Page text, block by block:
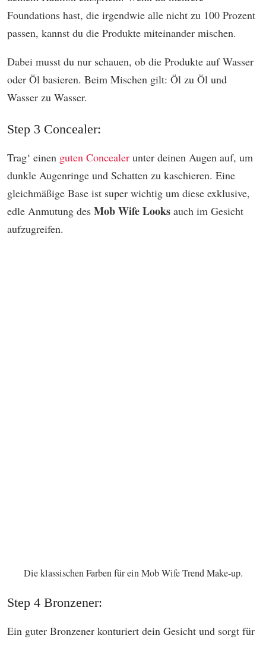
Foundations hast, die irgendwie alle nicht zu 100 Prozent
passen, kannst du die Produkte miteinander mischen.
Dabei musst du nur schauen, ob die Produkte auf Wasser
oder Öl basieren. Beim Mischen gilt: Öl zu Öl und
Wasser zu Wasser.
Step 3 Concealer:
Trag‘ einen guten Concealer unter deinen Augen auf, um
dunkle Augenringe und Schatten zu kaschieren. Eine
gleichmäßige Base ist super wichtig um diese exklusive,
edle Anmutung des Mob Wife Looks auch im Gesicht
aufzugreifen.
Die klassischen Farben für ein Mob Wife Trend Make-up.
Step 4 Bronzener:
Ein guter Bronzener konturiert dein Gesicht und sorgt für